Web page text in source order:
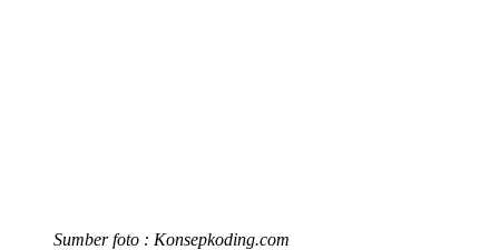
Sumber foto : Konsepkoding.com